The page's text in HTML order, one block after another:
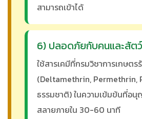
สามารถเข้าได้
6) ปลอดภัยกับคนและสัต
ใช้สารเคมีที่กรมวิชาการเกษตร
(Deltamethrin, Permethrin,
ธรรมชาติ) ในความเข้มข้นที่อ
สลายภายใน 30-60 นาที